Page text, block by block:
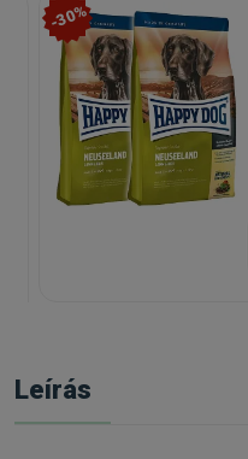
-30%
Leírás